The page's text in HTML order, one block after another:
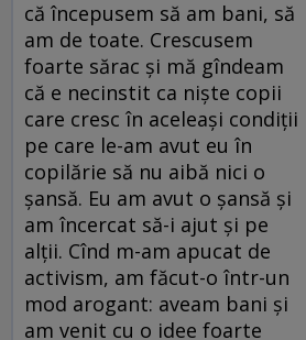
că începusem să am bani, să
am de toate. Crescusem
foarte sărac şi mă gîndeam
că e necinstit ca nişte copii
care cresc în aceleaşi condiţii
pe care le-am avut eu în
copilărie să nu aibă nici o
şansă. Eu am avut o şansă şi
am încercat să-i ajut şi pe
alţii. Cînd m-am apucat de
activism, am făcut-o într-un
mod arogant: aveam bani şi
am venit cu o idee foarte